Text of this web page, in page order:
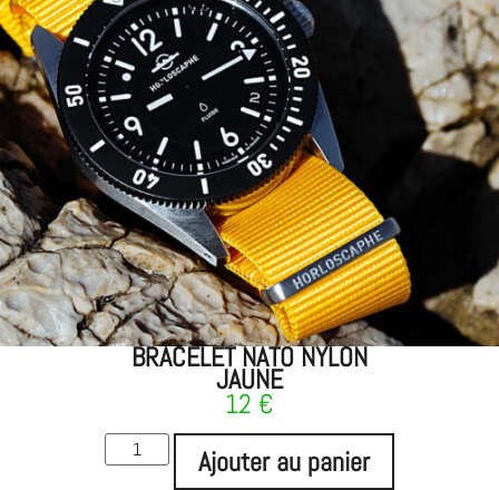
BRACELET NATO NYLON
JAUNE
12 €
Ajouter au panier